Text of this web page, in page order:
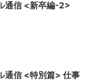
通信 <新卒編-2>
通信 <特別篇> 仕事